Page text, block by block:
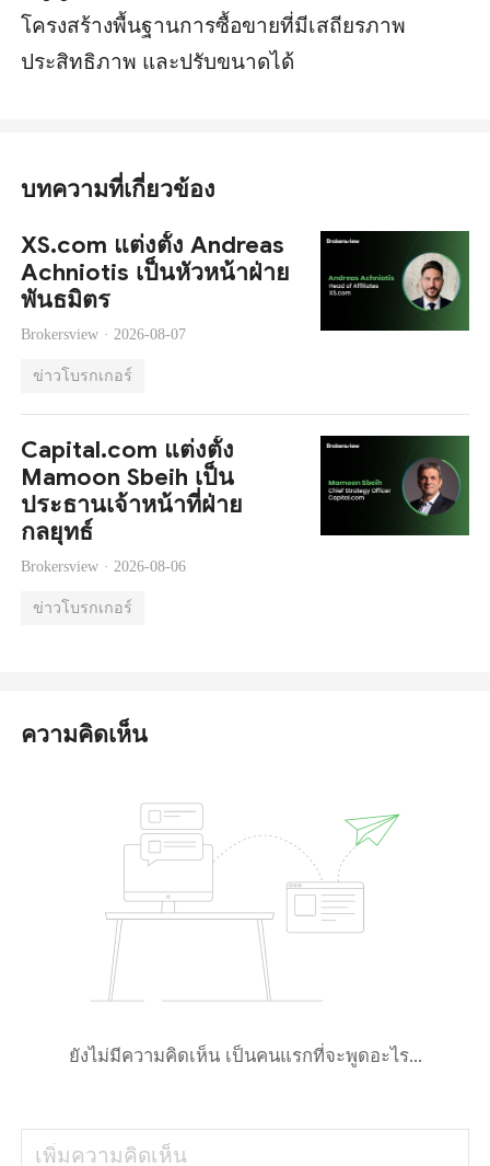
โครงสร้างพื้นฐานการซื้อขายที่มีเสถียรภาพ
ประสิทธิภาพ และปรับขนาดได้
บทความที่เกี่ยวข้อง
XS.com แต่งตั้ง Andreas
Achniotis เป็นหัวหน้าฝ่าย
พันธมิตร
Brokersview · 2026-08-07
ข่าวโบรกเกอร์
Capital.com แต่งตั้ง
Mamoon Sbeih เป็น
ประธานเจ้าหน้าที่ฝ่าย
กลยุทธ์
Brokersview · 2026-08-06
ข่าวโบรกเกอร์
ความคิดเห็น
ยังไม่มีความคิดเห็น เป็นคนแรกที่จะพูดอะไร...